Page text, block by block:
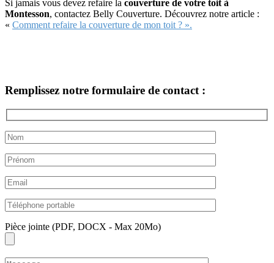
Si jamais vous devez refaire la couverture de votre toit à
Montesson, contactez Belly Couverture. Découvrez notre article :
« Comment refaire la couverture de mon toit ? ».
Remplissez notre formulaire de contact :
Pièce jointe (PDF, DOCX - Max 20Mo)